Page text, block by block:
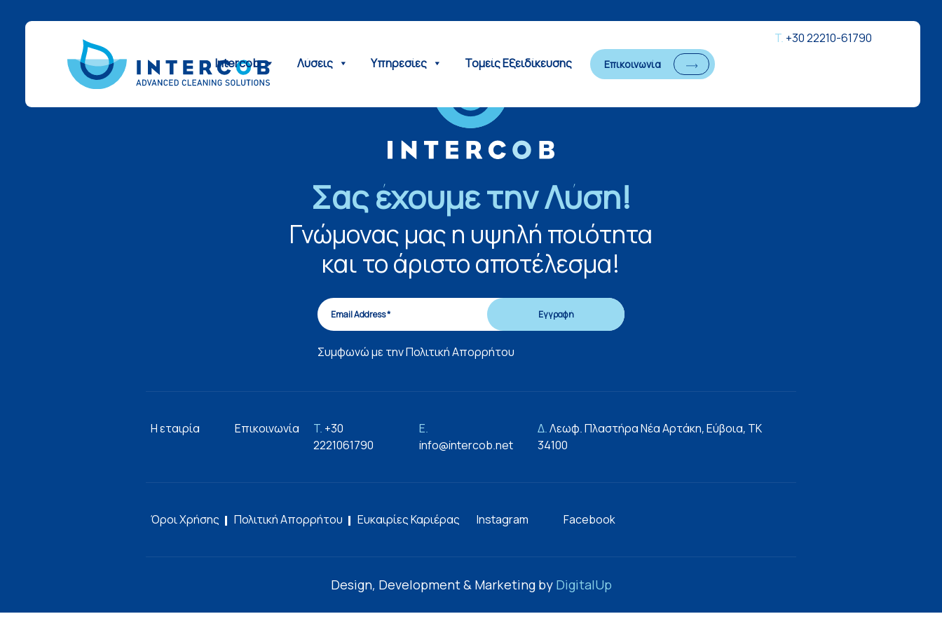
Intercob Λύσεις Υπηρεσίες Τομείς Εξειδίκευσης Επικοινωνία
Τ. +30 22210-61790
Σας έχουμε την Λύση!
Γνώμονας μας η υψηλή ποιότητα
και το άριστο αποτέλεσμα!
Συμφωνώ με τηνΠολιτική Απορρήτου
Η εταιρία Επικοινωνία T. +30
2221061790
E.
info@intercob.net
Δ.Λεωφ. Πλαστήρα Νέα Αρτάκη, Εύβοια, ΤΚ
34100
Όροι Χρήσης Πολιτική Απορρήτου Ευκαιρίες Καριέρας Instagram Facebook
Design, Development & Marketing by DigitalUp